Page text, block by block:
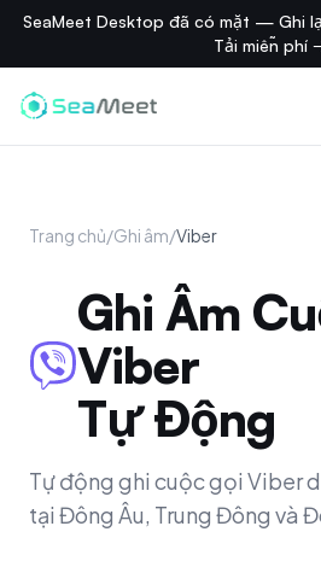
SeaMeet Desktop đã có mặt — Ghi
Tải miễn phí
Trang chủ/Ghi âm/Viber
Ghi Âm
Viber
Tự Động
Tự động ghi cuộc gọi Viber
tại Đông Âu, Trung Đông và